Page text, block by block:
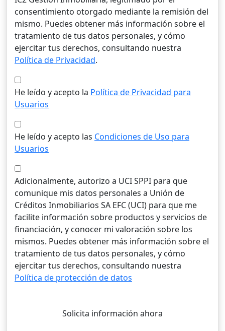
consentimiento otorgado mediante la remisión del
mismo. Puedes obtener más información sobre el
tratamiento de tus datos personales, y cómo
ejercitar tus derechos, consultando nuestra
Política de Privacidad.
He leído y acepto la Política de Privacidad para
Usuarios
He leído y acepto las Condiciones de Uso para
Usuarios
Adicionalmente, autorizo a UCI SPPI para que
comunique mis datos personales a Unión de
Créditos Inmobiliarios SA EFC (UCI) para que me
facilite información sobre productos y servicios de
financiación, y conocer mi valoración sobre los
mismos. Puedes obtener más información sobre el
tratamiento de tus datos personales, y cómo
ejercitar tus derechos, consultando nuestra
Política de protección de datos
Solicita información ahora